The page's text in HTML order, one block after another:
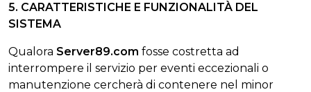
5. CARATTERISTICHE E FUNZIONALITÀ DEL
SISTEMA
Qualora Server89.com fosse costretta ad
interrompere il servizio per eventi eccezionali o
manutenzione cercherà di contenere nel minor